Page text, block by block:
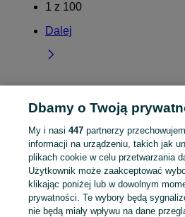
1 z 100
Dalej
Strona główna Wielkopolskie Pieruchy
KATEGORIA
Mapa kategorii
Dbamy o Twoją
My i nasi 447partnerzy
informacji na urządzeniu, takich jak
plikach cookie w celu przetwarzania
Użytkownik może zaakceptować
klikając poniżej lub w dowolnym
prywatności. Te wybory będą
nie będą miały wpływu na dane